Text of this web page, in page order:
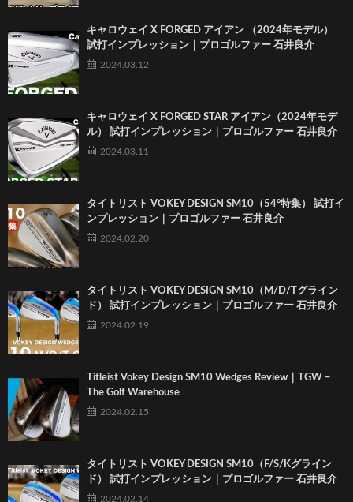
キャロウェイ X FORGED アイアン （2024年モデル）
試打インプレッション｜プロゴルファー 石井良介
2024.03.12
キャロウェイ X FORGED STAR アイアン（2024年モデ
ル） 試打インプレッション｜プロゴルファー 石井良介
2024.03.11
タイトリスト VOKEY DESIGN SM10（54°特集） 試打イ
ンプレッション｜プロゴルファー 石井良介
2024.02.20
タイトリスト VOKEY DESIGN SM10（M/D/Tグライン
ド） 試打インプレッション｜プロゴルファー 石井良介
2024.02.19
Titleist Vokey Design SM10 Wedges Review｜TGW –
The Golf Warehouse
2024.02.15
タイトリスト VOKEY DESIGN SM10（F/S/Kグライン
ド） 試打インプレッション｜プロゴルファー 石井良介
2024.02.14